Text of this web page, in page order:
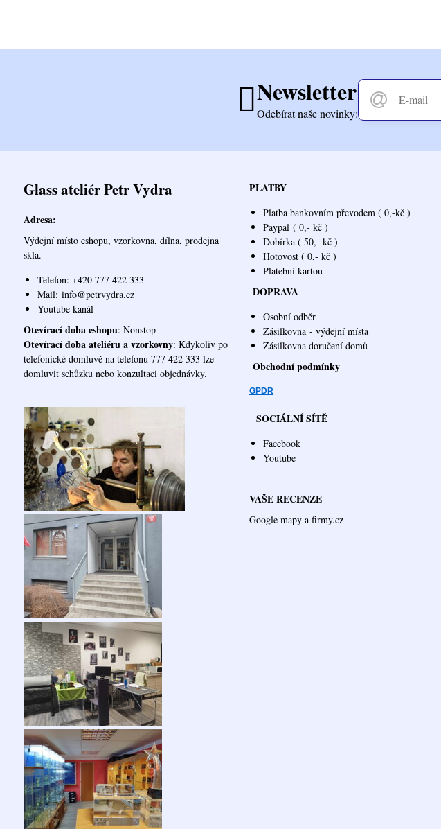
Newsletter
Odebírat naše novinky:
Glass ateliér Petr Vydra
Adresa:
Výdejní místo eshopu, vzorkovna, dílna, prodejna
skla.
Telefon: +420 777 422 333
Mail: info@petrvydra.cz
Youtube kanál
Otevírací doba eshopu: Nonstop
Otevírací doba ateliéru a vzorkovny: Kdykoliv po
telefonické domluvě na telefonu 777 422 333 lze
domluvit schůzku nebo konzultaci objednávky.
PLATBY
Platba bankovním převodem ( 0,-kč )
Paypal( 0,- kč )
Dobírka ( 50,- kč )
Hotovost ( 0,- kč )
Platební kartou
DOPRAVA
Osobní odběr
Zásilkovna - výdejní místa
Zásilkovna doručení domů
Obchodní podmínky
GPDR
SOCIÁLNÍ SÍTĚ
Facebook
Youtube
VAŠE RECENZE
Google mapy a firmy.cz